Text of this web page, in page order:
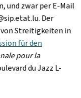
und zwar per E-Mail
Der
Streitigkeiten in
für den
pour la
du Jazz L-